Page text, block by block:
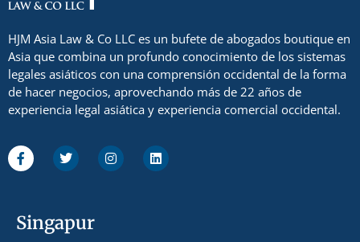
HJM Asia Law & Co LLC es un bufete de abogados boutique en
Asia que combina un profundo conocimiento de los sistemas
legales asiáticos con una comprensión occidental de la forma
de hacer negocios, aprovechando más de 22 años de
experiencia legal asiática y experiencia comercial occidental.
Singapur